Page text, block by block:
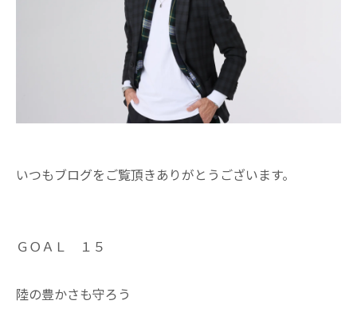
いつもブログをご覧頂きありがとうございます。
ＧＯＡＬ １５
陸の豊かさも守ろう